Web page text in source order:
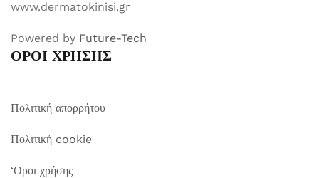
www.dermatokinisi.gr
Powered by Future-Tech
ΟΡΟΙ ΧΡΗΣΗΣ
Πολιτική απορρήτου
Πολιτική cookie
‘Οροι χρήσης